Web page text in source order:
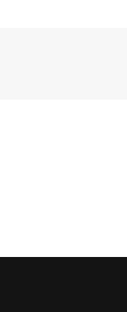
adipiscing elit.